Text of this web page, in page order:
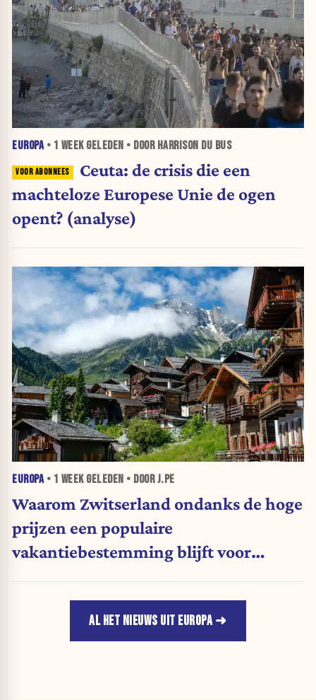
EUROPA• 1 WEEKGELEDEN • DOOR HARRISON DU BUS
Ceuta: de crisis die een
machteloze Europese Unie de ogen
opent? (analyse)
EUROPA• 1 WEEKGELEDEN • DOOR J.PE
Waarom Zwitserland ondanks de hoge
prijzen een populaire
vakantiebestemming blijft voor
AL HET NIEUWS UIT EUROPA